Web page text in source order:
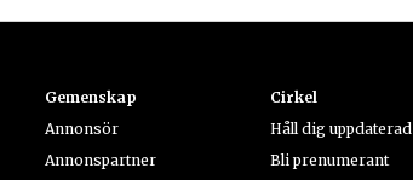
Gemenskap
Annonsör
Annonspartner
Cirkel
Håll dig uppdaterad
Bli prenumerant